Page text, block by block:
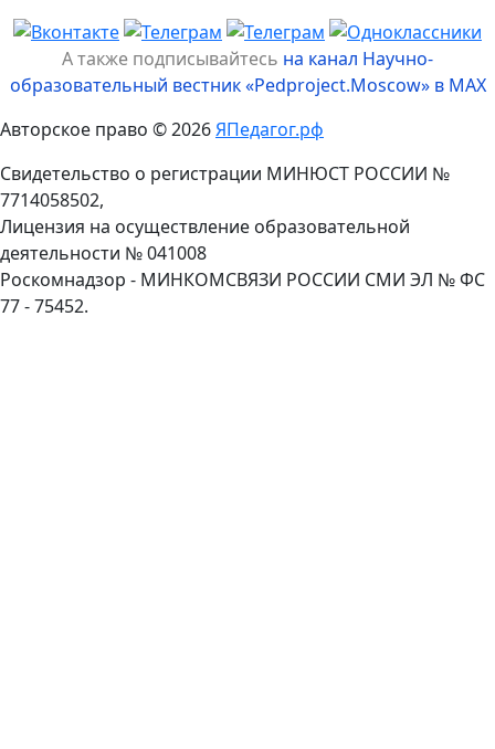
А также подписывайтесь на канал Научно-
образовательный вестник «Pedproject.Moscow» в MAX
Авторское право © 2026ЯПедагог.рф
Свидетельство о регистрации МИНЮСТ РОССИИ №
7714058502,
Лицензия на осуществление образовательной
деятельности № 041008
Роскомнадзор - МИНКОМСВЯЗИ РОССИИ СМИ ЭЛ № ФС
77 - 75452.